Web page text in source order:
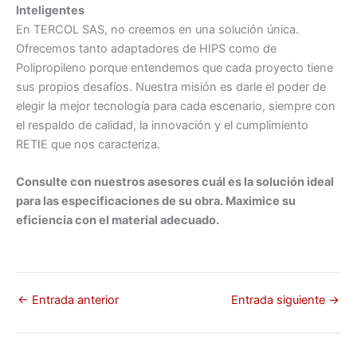
Inteligentes
En TERCOL SAS, no creemos en una solución única.
Ofrecemos tanto adaptadores de HIPS como de
Polipropileno porque entendemos que cada proyecto tiene
sus propios desafíos. Nuestra misión es darle el poder de
elegir la mejor tecnología para cada escenario, siempre con
el respaldo de calidad, la innovación y el cumplimiento
RETIE que nos caracteriza.
Consulte con nuestros asesores cuál es la solución ideal
para las especificaciones de su obra. Maximice su
eficiencia con el material adecuado.
← Entrada anterior Entrada siguiente →